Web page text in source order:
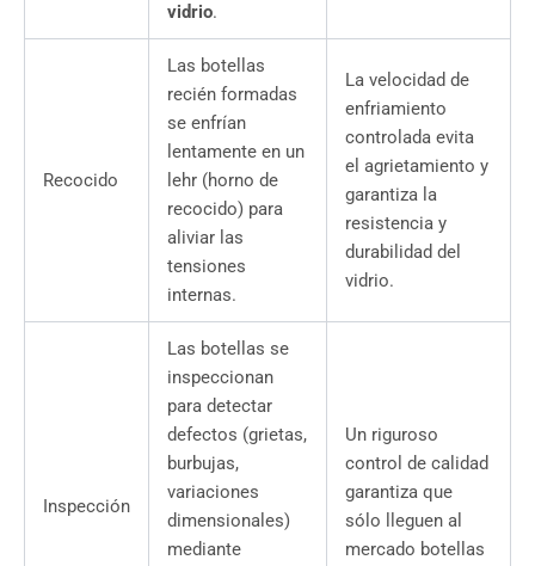
vidrio.
Recocido
Las botellas
recién formadas
se enfrían
lentamente en un
lehr (horno de
recocido) para
aliviar las
tensiones
internas.
La velocidad de
enfriamiento
controlada evita
el agrietamiento y
garantiza la
resistencia y
durabilidad del
vidrio.
Inspección
Las botellas se
inspeccionan
para detectar
defectos (grietas,
burbujas,
variaciones
dimensionales)
mediante
Un riguroso
control de calidad
garantiza que
sólo lleguen al
mercado botellas